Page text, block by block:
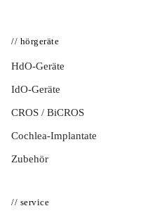
// hörgeräte
HdO-Geräte
IdO-Geräte
CROS / BiCROS
Cochlea-Implantate
Zubehör
// service